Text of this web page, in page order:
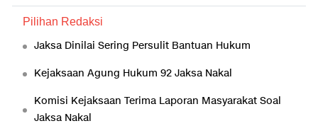
Pilihan Redaksi
Jaksa Dinilai Sering Persulit Bantuan Hukum
Kejaksaan Agung Hukum 92 Jaksa Nakal
Komisi Kejaksaan Terima Laporan Masyarakat Soal
Jaksa Nakal